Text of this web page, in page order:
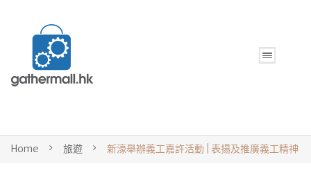
Home 旅遊 新濠舉辦義工嘉許活動 | 表揚及推廣義工精神